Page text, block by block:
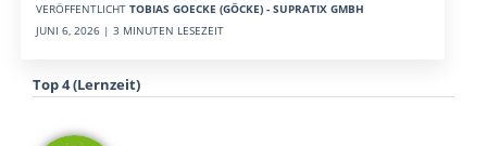
VERÖFFENTLICHT TOBIAS GOECKE (GÖCKE) - SUPRATIX GMBH
JUNI 6, 2026 | 3 MINUTEN LESEZEIT
Top 4 (Lernzeit)